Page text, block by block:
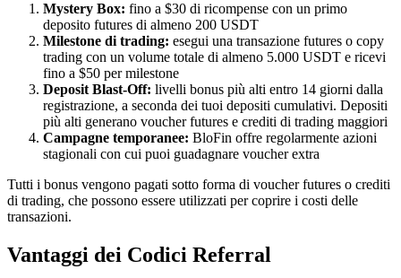
Mystery Box: fino a $30 di ricompense con un primo
deposito futures di almeno 200 USDT
Milestone di trading: esegui una transazione futures o copy
trading con un volume totale di almeno 5.000 USDT e ricevi
fino a $50 per milestone
Deposit Blast-Off: livelli bonus più alti entro 14 giorni dalla
registrazione, a seconda dei tuoi depositi cumulativi. Depositi
più alti generano voucher futures e crediti di trading maggiori
Campagne temporanee: BloFin offre regolarmente azioni
stagionali con cui puoi guadagnare voucher extra
Tutti i bonus vengono pagati sotto forma di voucher futures o crediti
di trading, che possono essere utilizzati per coprire i costi delle
transazioni.
Vantaggi dei Codici Referral